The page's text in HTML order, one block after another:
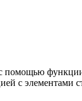
с помощью
с элементами